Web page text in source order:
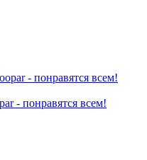
- понравятся всем!